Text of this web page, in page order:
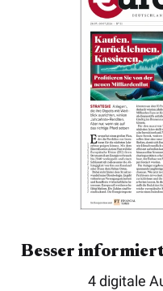
Besser
4 digitale